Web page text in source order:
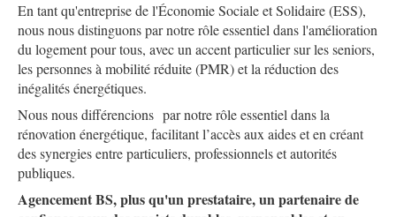
En tant qu'entreprise de l'Économie Sociale et Solidaire (ESS),
nous nous distinguons par notre rôle essentiel dans l'amélioration
du logement pour tous, avec un accent particulier sur les seniors,
les personnes à mobilité réduite (PMR) et la réduction des
inégalités énergétiques.
Nous nous différencions par notre rôle essentiel dans la
rénovation énergétique, facilitant l’accès aux aides et en créant
des synergies entre particuliers, professionnels et autorités
publiques.
Agencement BS, plus qu'un prestataire, un partenaire de